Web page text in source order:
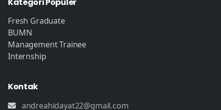
Fresh Graduate
BUMN
Management Trainee
Internship
Kontak
andreahidayat22@gmail.com